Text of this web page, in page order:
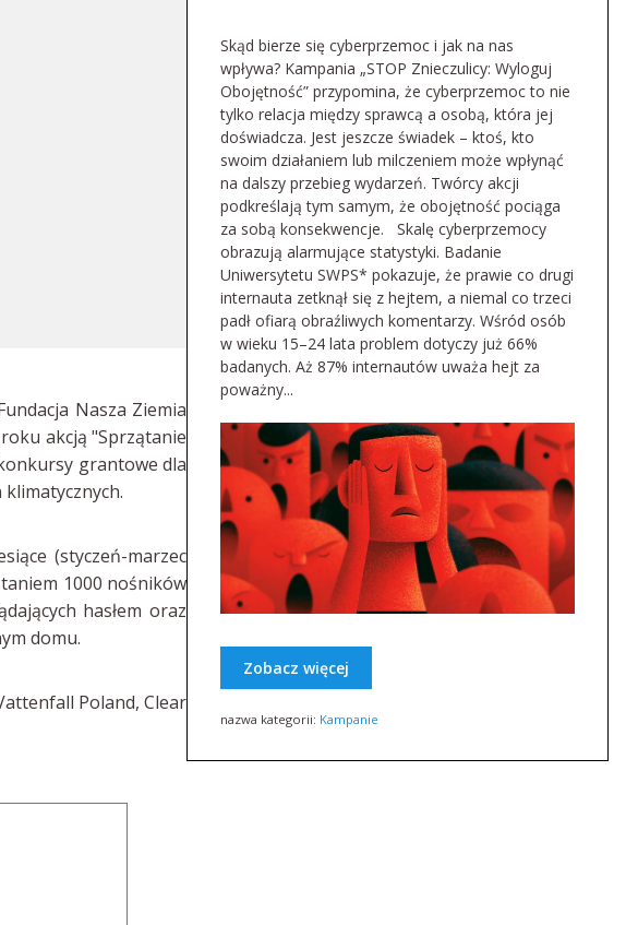
Nasza Ziemia
akcją "Sprzątanie
grantowe dla
(styczeń-marzec
1000 nośników
hasłem oraz
domu.
Poland, Clear
Skąd bierze się cyberprzemoc i jak na nas
wpływa? Kampania „STOP Znieczulicy: Wyloguj
Obojętność” przypomina, że cyberprzemoc to nie
tylko relacja między sprawcą a osobą, która jej
doświadcza. Jest jeszcze świadek – ktoś, kto
swoim działaniem lub milczeniem może wpłynąć
na dalszy przebieg wydarzeń. Twórcy akcji
podkreślają tym samym, że obojętność pociąga
za sobą konsekwencje. Skalę cyberprzemocy
obrazują alarmujące statystyki. Badanie
Uniwersytetu SWPS* pokazuje, że prawie co drugi
internauta zetknął się z hejtem, a niemal co trzeci
padł ofiarą obraźliwych komentarzy. Wśród osób
w wieku 15–24 lata problem dotyczy już 66%
badanych. Aż 87% internautów uważa hejt za
poważny...
Zobacz więcej
nazwa kategorii: Kampanie